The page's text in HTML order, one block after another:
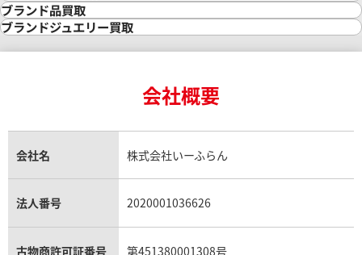
金の参考買取価格一覧
インゴット買取
インゴットの相場価格情報
24金買取
金貨買取
貴金属買取
銀・シルバー買取
パラジウム買取
ダイヤモンド買取
ダイヤモンド・宝石の参考価格一覧
リング・結婚指輪買取
エメラルド買取
トパーズ買取
タンザナイト買取
パライバトルマリン買取
キャッツアイ買取
ガーネット買取
アクアマリン買取
時計買取
ロレックス買取
ロレックス デイトナ買取
ロレックス サブマリーナー買取
ロレックス エクスプローラー買取
ロレックス デイトジャスト買取
パテック フィリップ買取
パテック フィリップノーチラス買取
ヴァシュロン・コンスタンタン買取
オメガ買取
ブランド品買取
ブランド買取
ルイ・ヴィトン買取
ルイ・ヴィトン買取の参考価格一覧
シャネル マトラッセ買取
セリーヌ買取
プラダ買取
ブランドジュエリー買取
ヴァンクリーフ＆アーペル買取
ショーメ買取
ダミアーニ買取
会社概要
会社名 株式会社いーふらん
法人番号 2020001036626
古物商許可証番号 第451380001308号